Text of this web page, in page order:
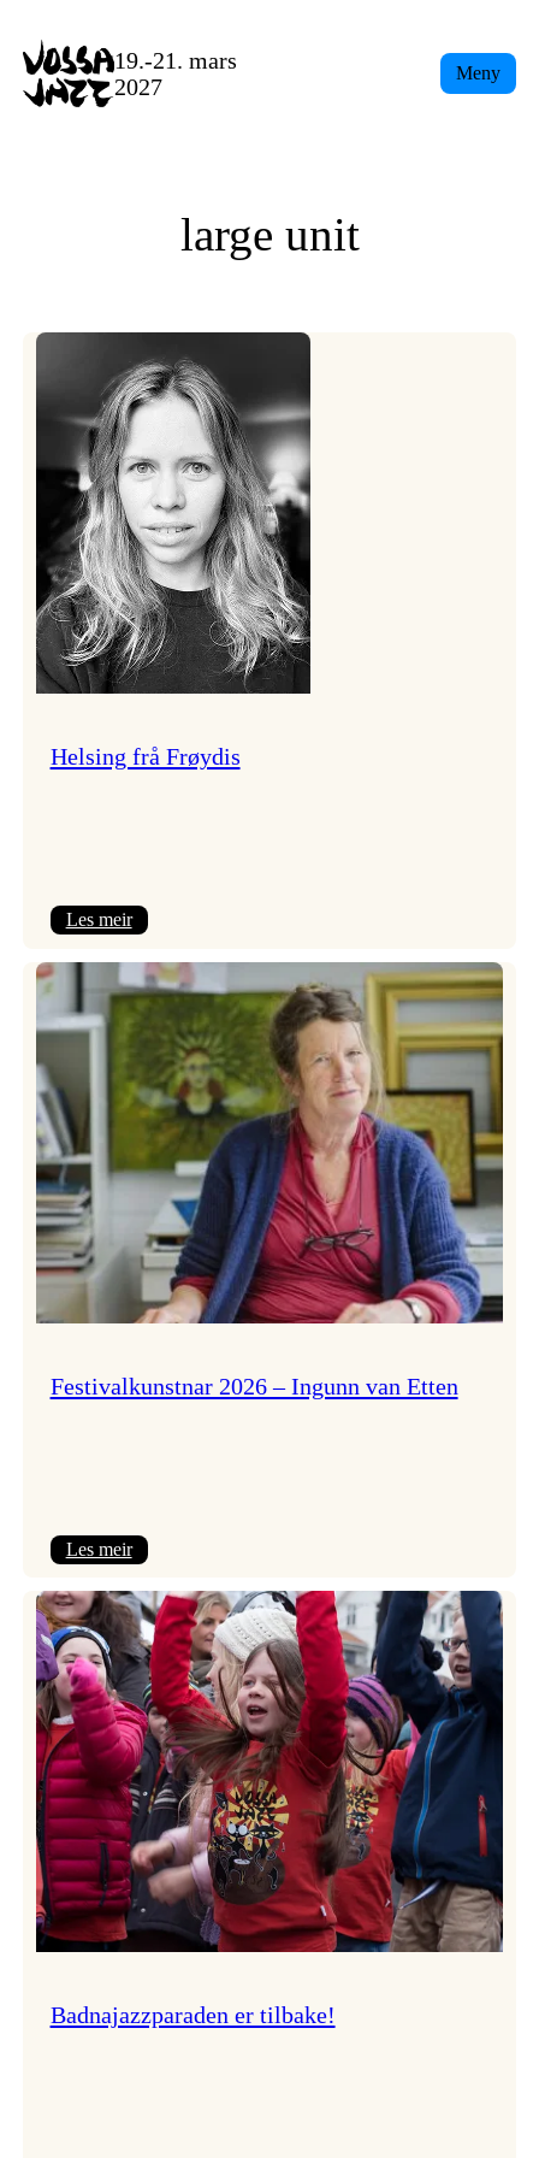
content
19.-21. mars
2027
Meny
large unit
Helsing frå Frøydis
Les meir:
frå
Frøydis
Festivalkunstnar 2026 – Ingunn van Etten
Les meir:
2026
–
Ingunn van Etten
Badnajazzparaden er tilbake!